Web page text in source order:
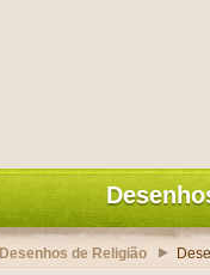
Desenhos de Religião